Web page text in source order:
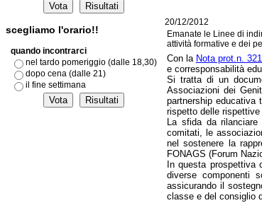
scegliamo l'orario!!
quando incontrarci
nel tardo pomeriggio (dalle 18,30)
dopo cena (dalle 21)
il fine settimana
20/12/2012
Emanate le Linee di
attività formative e dei
Con la Nota prot.n.
e corresponsabilità
Si tratta di un
Associazioni dei
partnership educativa
rispetto delle
La sfida da
comitati, le
nel sostenere la
FONAGS (Forum
In questa
diverse componenti
assicurando il
classe e del consiglio